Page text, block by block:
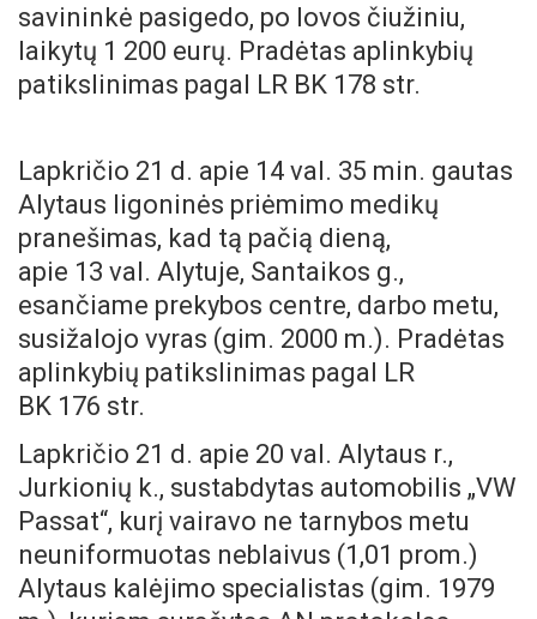
savininkė pasigedo, po lovos čiužiniu,
laikytų 1 200 eurų. Pradėtas aplinkybių
patikslinimas pagal LR BK 178 str.
Lapkričio 21 d. apie 14 val. 35 min. gautas
Alytaus ligoninės priėmimo medikų
pranešimas, kad tą pačią dieną,
apie 13 val. Alytuje, Santaikos g.,
esančiame prekybos centre, darbo metu,
susižalojo vyras (gim. 2000 m.). Pradėtas
aplinkybių patikslinimas pagal LR
BK 176 str.
Lapkričio 21 d. apie 20 val. Alytaus r.,
Jurkionių k., sustabdytas automobilis „VW
Passat“, kurį vairavo ne tarnybos metu
neuniformuotas neblaivus (1,01 prom.)
Alytaus kalėjimo specialistas (gim. 1979